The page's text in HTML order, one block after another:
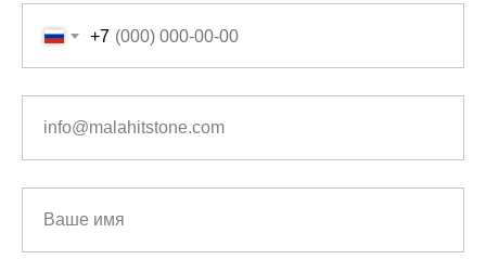
+7
info@malahitstone.com
Ваше имя